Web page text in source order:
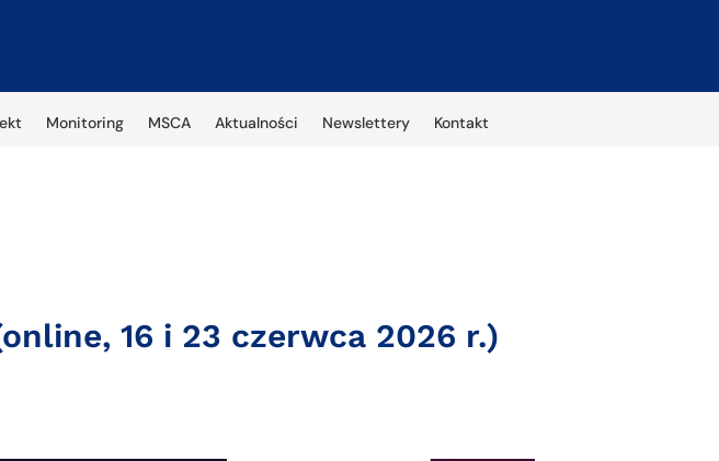
Monitoring MSCA Aktualności Newslettery Kontakt
16 i 23 czerwca 2026 r.)